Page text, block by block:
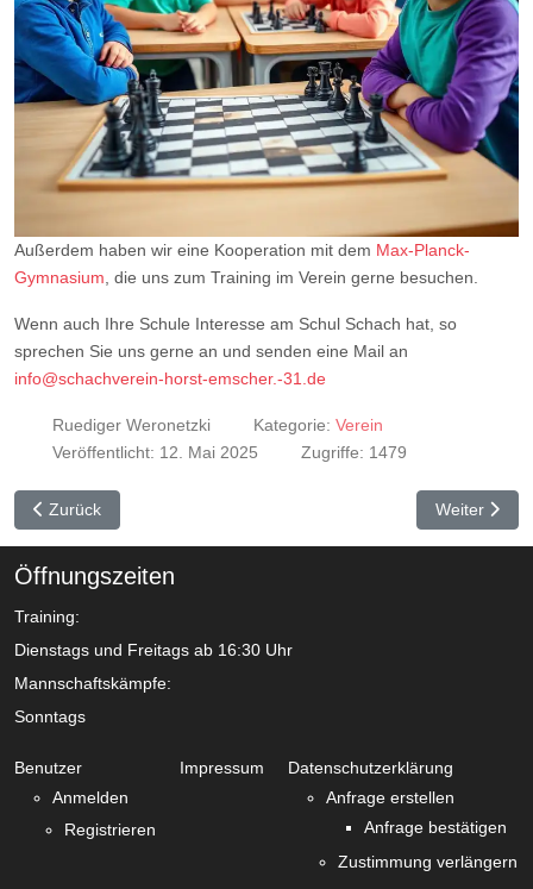
Außerdem haben wir eine Kooperation mit dem Max-Planck-
Gymnasium, die uns zum Training im Verein gerne besuchen.
Wenn auch Ihre Schule Interesse am Schul Schach hat, so
sprechen Sie uns gerne an und senden eine Mail an
info@schachverein-horst-emscher.-31.de
Ruediger Weronetzki Kategorie: Verein
Veröffentlicht: 12. Mai 2025
Zugriffe: 1479
Vorheriger Beitrag: Vlastimil Hort (1944–2025)
Zurück Nächster
Weiter
Öffnungszeiten
Training:
Dienstags und Freitags ab 16:30 Uhr
Mannschaftskämpfe:
Sonntags
Benutzer
Anmelden
Registrieren
Impressum
Datenschutzerklärung
Anfrage erstellen
Anfrage bestätigen
Zustimmung verlängern